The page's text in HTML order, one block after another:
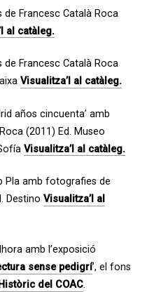
de Francesc Català Roca
al catàleg.
de Francesc Català Roca
Visualitza’l al catàleg.
años cincuenta’ amb
(2011) Ed. Museo
Visualitza’l al catàleg.
Pla amb fotografies de
Destino Visualitza’l al
amb l’exposició
sense pedigrí’, el fons
del COAC.